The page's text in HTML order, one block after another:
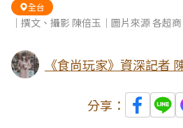
全台
｜撰文、攝影 陳倍玉｜圖片來源 各超
《食尚玩家》資深記者
分享：